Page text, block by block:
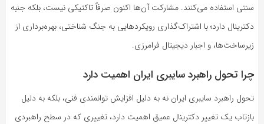
سنتی استفاده می‌کنند. مشارکت آن‌ها اکنون صرفاً تاکتیکی نیست، بلکه جنبه
دکترینال دارد؛ با اشتراک‌گذاری رویکردهایی به جنگ شناختی، بهره‌برداری از
زیرساخت‌ها، و اجبار دیجیتال فرامرزی.
چرا تحول راهبرد سایبری ایران اهمیت دارد
تحول راهبرد سایبری ایران نه به دلیل افزایش توانمندی فنی، بلکه به دلیل
بازتاب یک تغییر دکترینال عمیق اهمیت دارد، تغییری که در سطح راهبردی